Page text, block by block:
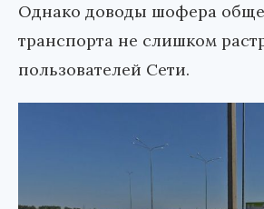
Однако доводы шофера
транспорта не слишком
пользователей Сети.